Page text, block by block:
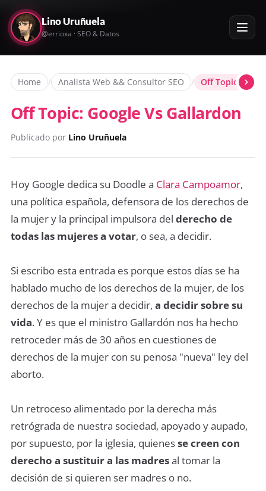
Lino Uruñuela
@errioxa · SEO & Datos
Home / Analista Web && Consultor SEO / Off Topic:
Off Topic: Google Vs Gallardon
Publicado por Lino Uruñuela
Hoy Google dedica su Doodle a Clara Campoamor,
una política española, defensora de los derechos de
la mujer y la principal impulsora del derecho de
todas las mujeres a votar, o sea, a decidir.
Si escribo esta entrada es porque estos días se ha
hablado mucho de los derechos de la mujer, de los
derechos de la mujer a decidir, a decidir sobre su
vida. Y es que el ministro Gallardón nos ha hecho
retroceder más de 30 años en cuestiones de
derechos de la mujer con su penosa "nueva" ley del
aborto.
Un retroceso alimentado por la derecha más
retrógrada de nuestra sociedad, apoyado y aupado,
por supuesto, por la iglesia, quienesse creen con
derecho a sustituir a las madresal tomar la
decisión de si quieren ser madres o no.